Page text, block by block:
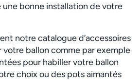
une bonne installation de votre
notre catalogue d’accessoires
votre ballon comme par exemple
pour habiller votre ballon
choix ou des pots aimantés